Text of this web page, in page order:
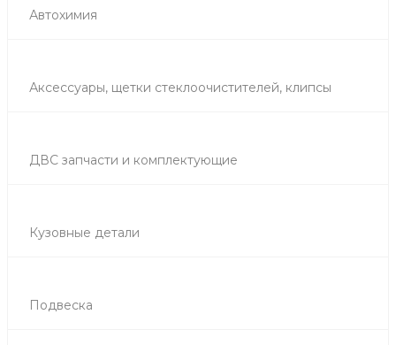
Автохимия
Аксессуары, щетки стеклоочистителей, клипсы
ДВС запчасти и комплектующие
Кузовные детали
Подвеска